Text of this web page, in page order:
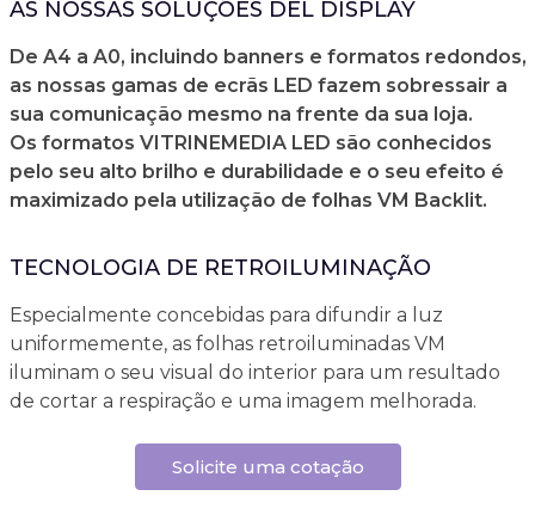
AS NOSSAS SOLUÇÕES DEL DISPLAY
De A4 a A0, incluindo banners e formatos redondos,
as nossas gamas de ecrãs LED fazem sobressair a
sua comunicação mesmo na frente da sua loja.
Os formatos VITRINEMEDIA LED são conhecidos
pelo seu alto brilho e durabilidade e o seu efeito é
maximizado pela utilização de folhas VM Backlit.
TECNOLOGIA DE RETROILUMINAÇÃO
Especialmente concebidas para difundir a luz
uniformemente, as folhas retroiluminadas VM
iluminam o seu visual do interior para um resultado
de cortar a respiração e uma imagem melhorada.
Solicite uma cotação